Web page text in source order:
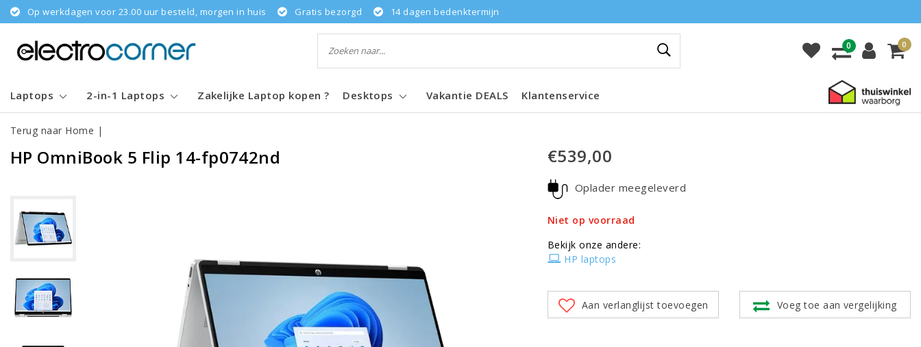
Op werkdagen voor 23.00 uur besteld, morgen in huis Gratis bezorgd 14 dagen bedenktermijn
0 0
Laptops 2-in-1 Laptops Zakelijke Laptop kopen ? Desktops Vakantie DEALS Klantenservice
Terug naar Home |
HP OmniBook 5 Flip 14-fp0742nd €539,00
Oplader meegeleverd
Niet op voorraad
Bekijk onze andere:
HP laptops
Aan verlanglijst toevoegen Voeg toe aan vergelijking